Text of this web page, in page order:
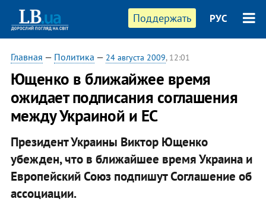
Поддержать РУС
Главная — Политика — 24 августа 2009, 12:01
Ющенко в ближайжее время
ожидает подписания соглашения
между Украиной и ЕС
Президент Украины Виктор Ющенко
убежден, что в ближайшее время Украина и
Европейский Союз подпишут Соглашение об
ассоциации.